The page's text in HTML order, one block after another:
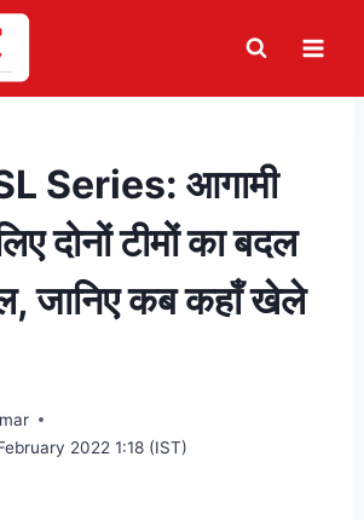
Series: आगामी
दोनों टीमों का बदल
जानिए कब कहाँ खेले
2022 1:18 (IST)